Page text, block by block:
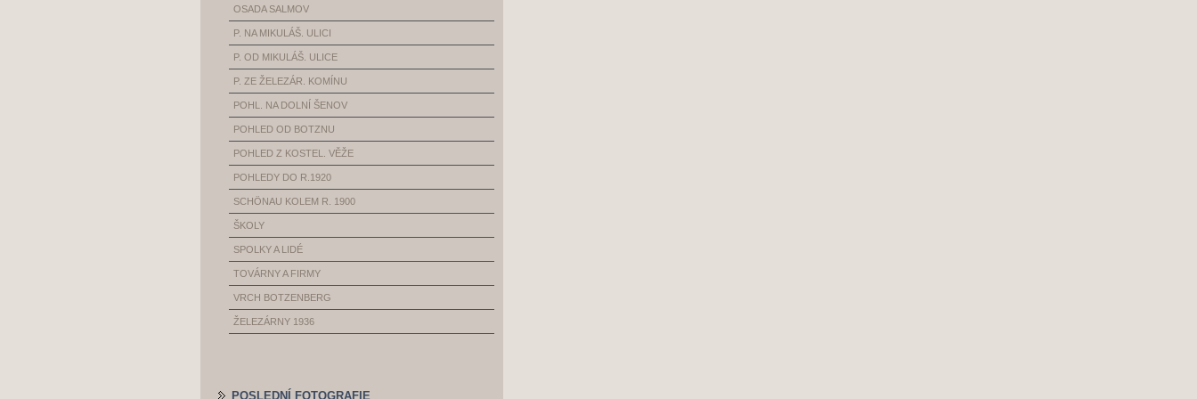
OSADA SALMOV
P. NA MIKULÁŠ. ULICI
P. OD MIKULÁŠ. ULICE
P. ZE ŽELEZÁR. KOMÍNU
POHL. NA DOLNÍ ŠENOV
POHLED OD BOTZNU
POHLED Z KOSTEL. VĚŽE
POHLEDY DO R.1920
SCHÖNAU KOLEM R. 1900
ŠKOLY
SPOLKY A LIDÉ
TOVÁRNY A FIRMY
VRCH BOTZENBERG
ŽELEZÁRNY 1936
POSLEDNÍ FOTOGRAFIE